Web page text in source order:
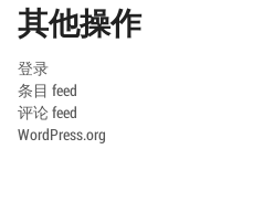
其他操作
登录
条目 feed
评论 feed
WordPress.org